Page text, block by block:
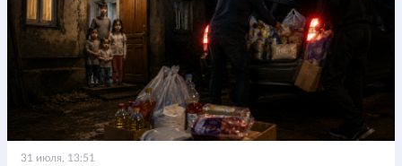
31 июля, 13:51